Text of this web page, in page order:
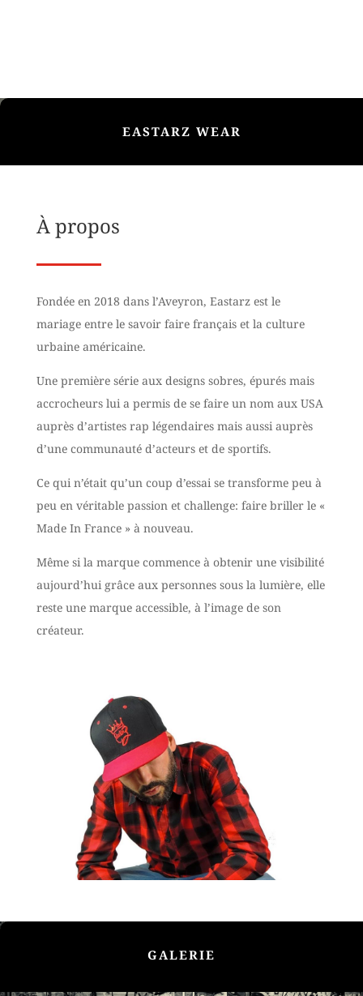
EASTARZ WEAR
À propos
Fondée en 2018 dans l’Aveyron, Eastarz est le
mariage entre le savoir faire français et la culture
urbaine américaine.
Une première série aux designs sobres, épurés mais
accrocheurs lui a permis de se faire un nom aux USA
auprès d’artistes rap légendaires mais aussi auprès
d’une communauté d’acteurs et de sportifs.
Ce qui n’était qu’un coup d’essai se transforme peu à
peu en véritable passion et challenge: faire briller le «
Made In France » à nouveau.
Même si la marque commence à obtenir une visibilité
aujourd’hui grâce aux personnes sous la lumière, elle
reste une marque accessible, à l’image de son
créateur.
GALERIE